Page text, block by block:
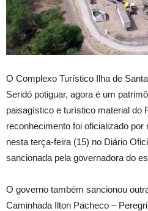
O Complexo Turístico Ilha de
Seridó potiguar, agora é um
paisagístico e turístico material do
reconhecimento foi oficializado por
nesta terça-feira (15) no Diário
sancionada pela governadora do
O governo também sancionou
Caminhada Ilton Pacheco –